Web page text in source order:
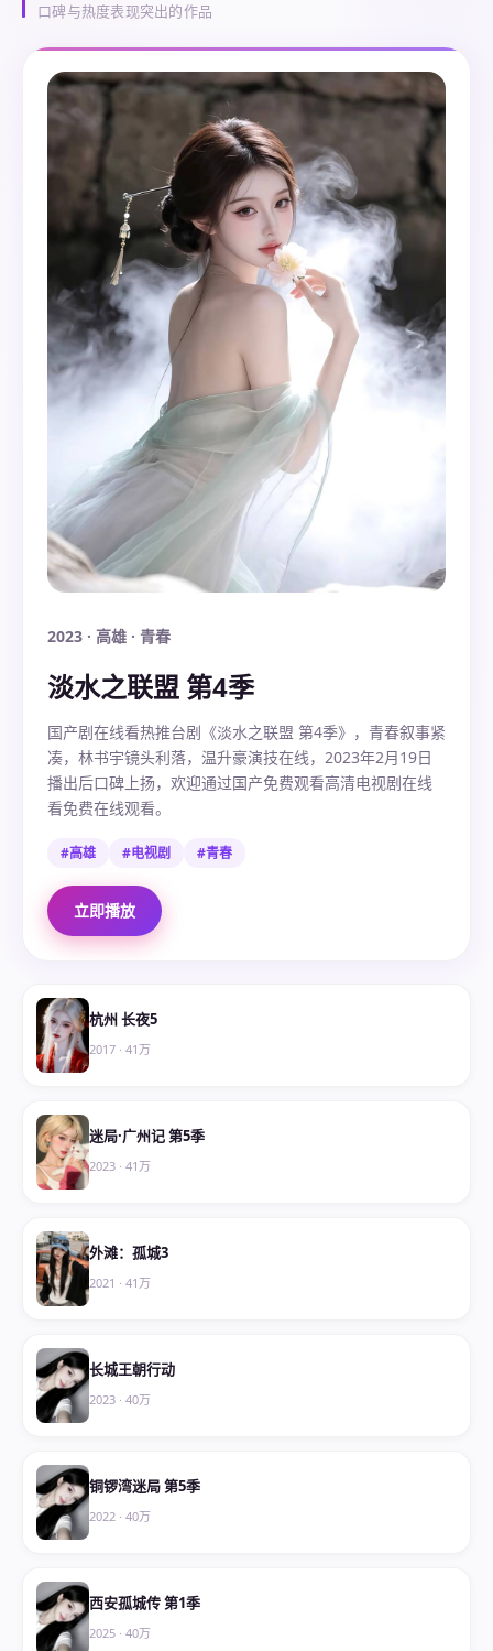
口碑与热度表现突出的作品
2023 · 高雄 · 青春
淡水之联盟 第4季
国产剧在线看热推台剧《淡水之联盟 第4季》，青春叙事紧
凑，林书宇镜头利落，温升豪演技在线，2023年2月19日
播出后口碑上扬，欢迎通过国产免费观看高清电视剧在线
看免费在线观看。
#高雄 #电视剧 #青春
立即播放
杭州 长夜5
2017 · 41万
迷局·广州记 第5季
2023 · 41万
外滩：孤城3
2021 · 41万
长城王朝行动
2023 · 40万
铜锣湾迷局 第5季
2022 · 40万
西安孤城传 第1季
2025 · 40万